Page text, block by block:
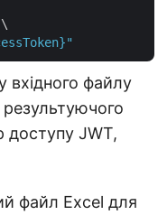
\
вхідного файлу
результуючого
доступу JWT,
файл Excel для